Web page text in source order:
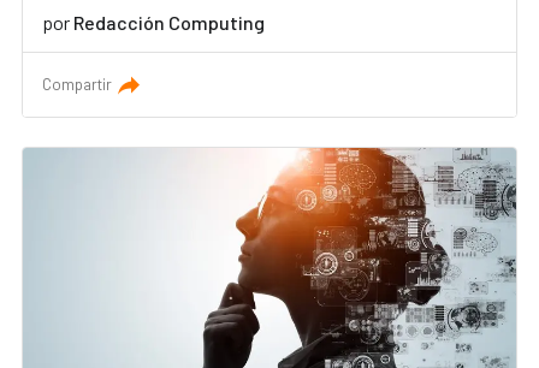
por Redacción Computing
Compartir